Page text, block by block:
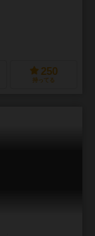
250
持ってる